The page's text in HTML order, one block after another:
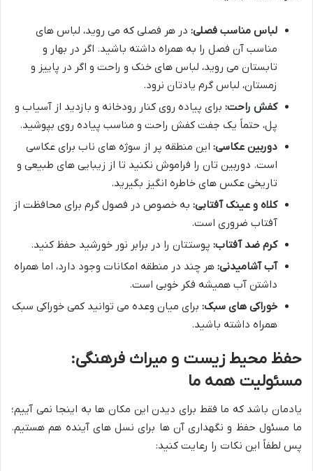
لباس مناسب فصلی: در هر فصلی که می روید، لباس های
مناسب آن فصل را به همراه داشته باشید. اگر در بهار و
تابستان می روید، لباس های خنک و راحت و اگر در پاییز و
زمستان، لباس گرم یادتان نرود.
کفش راحت: برای پیاده روی کنار رودخانه و بازدید از آسیاب و
پل، حتماً یک جفت کفش راحت و مناسب پیاده روی بپوشید.
دوربین عکاسی: این منطقه پر از سوژه های ناب برای عکاسی
است. دوربین تان را فراموش نکنید تا از زیبایی های طبیعی و
تاریخی عکس های خاطره انگیز بگیرید.
کلاه و عینک آفتابی: به خصوص در فصول گرم برای محافظت از
آفتاب ضروری است.
کرم ضد آفتاب: پوستتان را در برابر نور خورشید حفظ کنید.
آب آشامیدنی: هر چند در منطقه امکانات وجود دارد، اما همراه
داشتن آب همیشه فکر خوبی است.
خوراکی های سبک: برای میان وعده می توانید کمی خوراکی سبک
همراه داشته باشید.
حفظ محیط زیست و میراث فرهنگی:
مسئولیت همه ما
یادمان باشد که ما فقط برای دیدن این مکان ها به اینجا نمی آییم؛
ما مسئول حفظ و نگهداری آن ها برای نسل های آینده هم هستیم.
پس لطفاً این نکات را رعایت کنید: